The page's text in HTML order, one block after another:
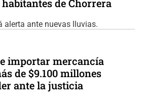
de Chorrera
alerta ante nuevas lluvias.
importar mercancía
de $9.100 millones
ante la justicia